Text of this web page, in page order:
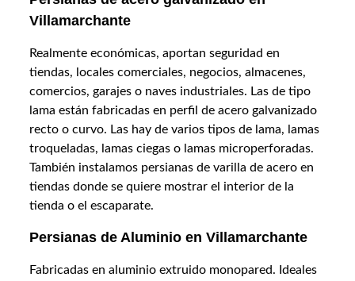
Villamarchante
Realmente económicas, aportan seguridad en
tiendas, locales comerciales, negocios, almacenes,
comercios, garajes o naves industriales. Las de tipo
lama están fabricadas en perfil de acero galvanizado
recto o curvo. Las hay de varios tipos de lama, lamas
troqueladas, lamas ciegas o lamas microperforadas.
También instalamos persianas de varilla de acero en
tiendas donde se quiere mostrar el interior de la
tienda o el escaparate.
Persianas de Aluminio en Villamarchante
Fabricadas en aluminio extruido monopared. Ideales